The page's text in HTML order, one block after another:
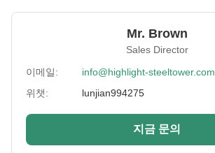
Height: 0-300m
Certification: SGS, CE, ISO
Warranty: 25 년
Surface
HDG 또는 페인팅
Mr. Brown
Sales Director
이메일:
info@highlight-steeltower.com
위챗:
lunjian994275
지금 문의